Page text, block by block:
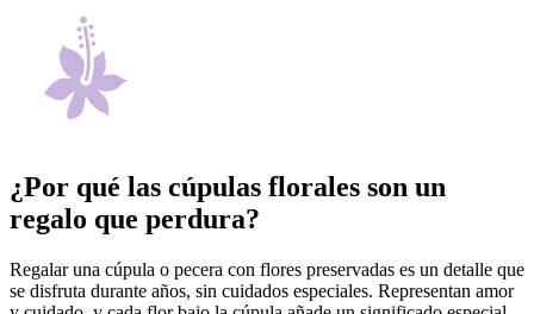
¿Por qué las cúpulas florales son un
regalo que perdura?
Regalar una cúpula o pecera con flores preservadas es un detalle que
se disfruta durante años, sin cuidados especiales. Representan amor